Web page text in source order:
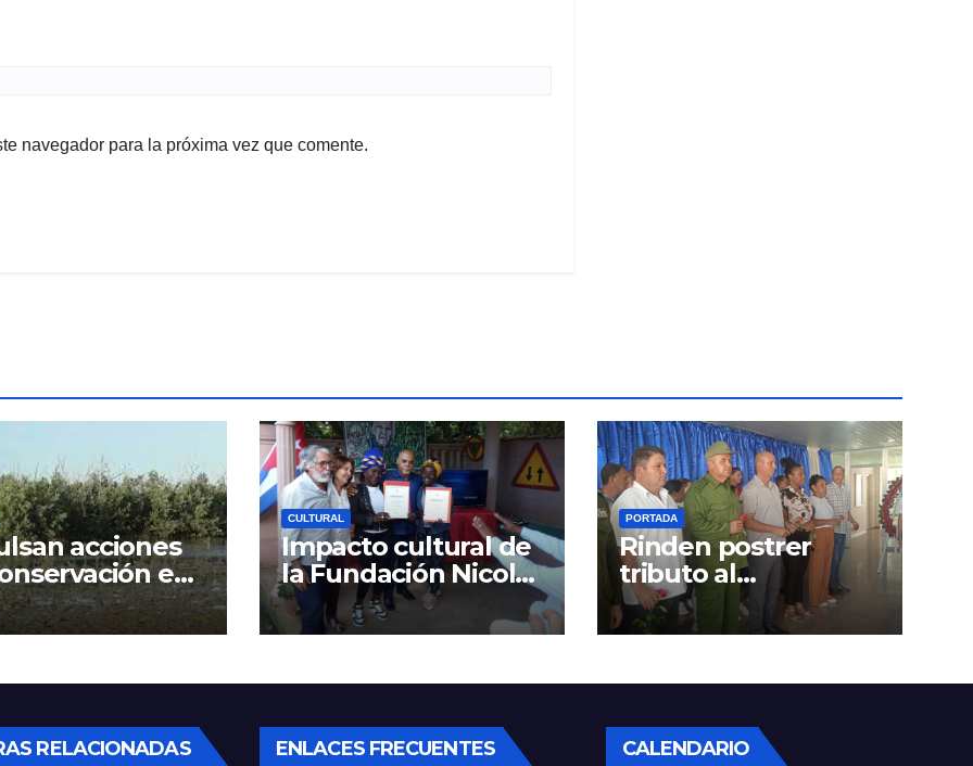
navegador para la próxima vez que comente.
acciones
en
Humedal
CULTURAL
Impacto cultural de
la Fundación Nicolás
Guillén
PORTADA
Rinden postrer
tributo al
Comandante de la
Revolución
RELACIONADAS ENLACES FRECUENTES CALENDARIO